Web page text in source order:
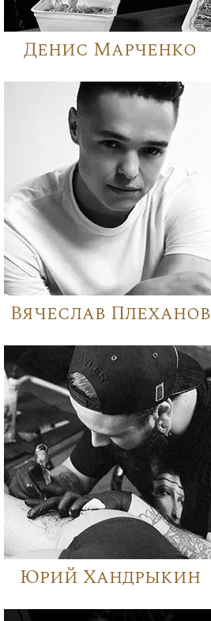
Денис Марченко
Вячеслав Плеханов
Юрий Хандрыкин